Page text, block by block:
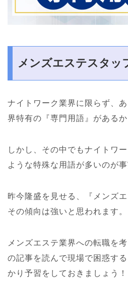
メンズエステスタッ
ナイトワーク業界に限らず、
界特有の『専門用語』があるか
しかし、その中でもナイトワ
ような特殊な用語が多いのが事
昨今隆盛を見せる、『メンズ
その傾向は強いと思われます。
メンズエステ業界への転職を
の記事を読んで現場で困惑す
かり予習をしておきましょう！